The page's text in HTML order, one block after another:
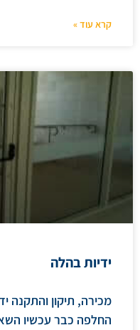
קרא עוד »
ידיות בהלה
מכירה, תיקון והתקנה
החלפה כבר עכשיו